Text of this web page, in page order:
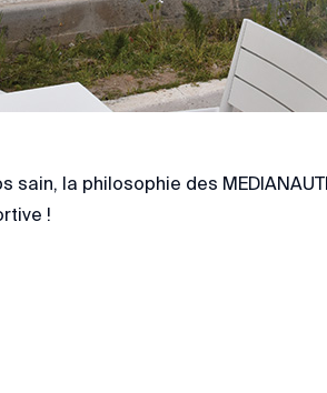
sain, la philosophie des
!